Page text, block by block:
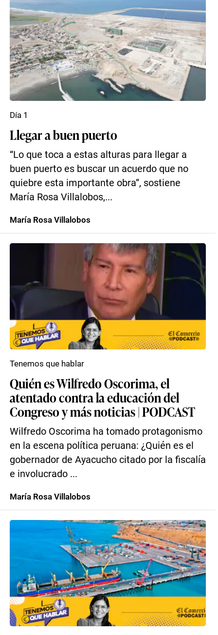
Llegar a buen puerto
“Lo que toca a estas alturas para llegar a
buen puerto es buscar un acuerdo que no
quiebre esta importante obra”, sostiene
María Rosa Villalobos,...
Día 1
María Rosa Villalobos
Quién es Wilfredo Oscorima, el
atentado contra la educación del
Congreso y más noticias | PODCAST
Wilfredo Oscorima ha tomado protagonismo
en la escena política peruana: ¿Quién es el
gobernador de Ayacucho citado por la fiscalía
e involucrado ...
Tenemos que hablar
María Rosa Villalobos